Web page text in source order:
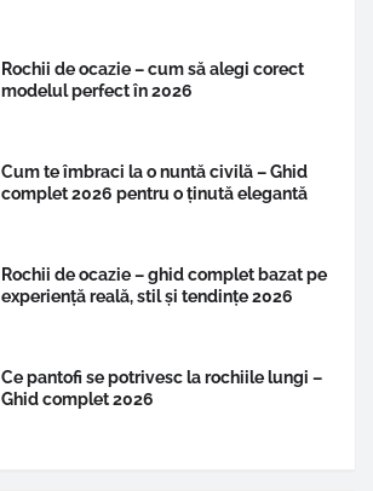
Rochii de ocazie – cum să alegi corect
modelul perfect în 2026
Cum te îmbraci la o nuntă civilă – Ghid
complet 2026 pentru o ținută elegantă
Rochii de ocazie – ghid complet bazat pe
experiență reală, stil și tendințe 2026
Ce pantofi se potrivesc la rochiile lungi –
Ghid complet 2026